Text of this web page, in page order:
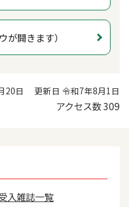
が開きます）
20日 更新日 令和7年8月1日
アクセス数309
入雑誌一覧